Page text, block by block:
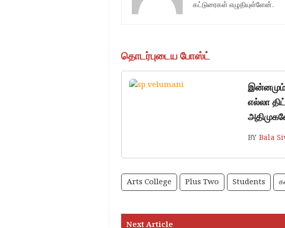
கட்டுரைகள் எழுதியுள்ளேன்.
தொடர்புடைய போஸ்ட்
இன்னமும்
எல்லா
BY Bala
Arts College Plus Two Students